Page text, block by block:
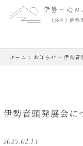
ホーム >お知らせ >伊勢音
伊勢音頭発展会に
2025.02.13